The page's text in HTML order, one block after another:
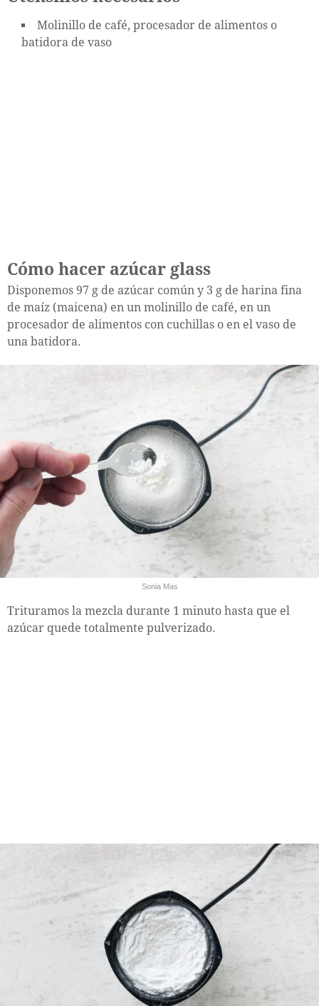
Molinillo de café, procesador de alimentos o
batidora de vaso
Cómo hacer azúcar glass
Disponemos 97 g de azúcar común y 3 g de harina fina
de maíz (maicena) en un molinillo de café, en un
procesador de alimentos con cuchillas o en el vaso de
una batidora.
Sonia Mas
Trituramos la mezcla durante 1 minuto hasta que el
azúcar quede totalmente pulverizado.